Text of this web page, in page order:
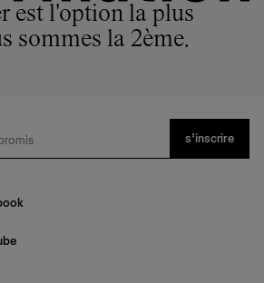
est l'option la plus
sommes la 2ème.
s’inscrire